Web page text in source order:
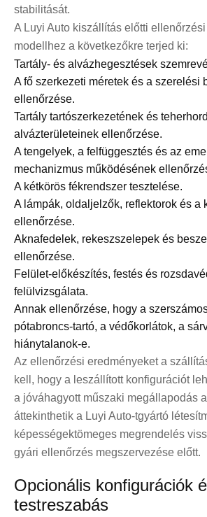
stabilitását.
A Luyi Auto kiszállítás előtti
modellhez a következőkre terjed ki:
Tartály- és alvázhegesztések
A fő szerkezeti méretek és a szerelési
ellenőrzése.
Tartály tartószerkezetének és
alvázterületeinek ellenőrzése.
A tengelyek, a felfüggesztés és az
mechanizmus működésének
A kétkörös fékrendszer tesztelése.
A lámpák, oldaljelzők, reflektorok és a
ellenőrzése.
Aknafedelek, rekeszszelepek és
ellenőrzése.
Felület-előkészítés, festés és
felülvizsgálata.
Annak ellenőrzése, hogy a
pótabroncs-tartó, a védőkorlátok, a
hiánytalanok-e.
Az ellenőrzési eredményeket a
kell, hogy a leszállított konfigurációt
a jóváhagyott műszaki megállapodás
áttekinthetik a Luyi Auto-tgyártó
képességektömeges megrendelés
gyári ellenőrzés megszervezése előtt.
Opcionális konfigurációk
testreszabás